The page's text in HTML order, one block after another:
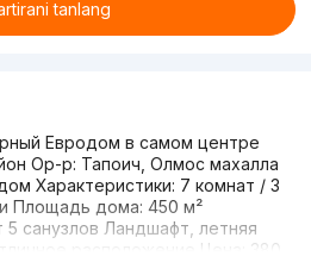
tanlang
Евродом в самом центре
Ор-р: Тапоич, Олмос махалла
Характеристики: 7 комнат / 3
Площадь дома: 450 м²
санузлов Ландшафт, летняя
расположение Цена: 380